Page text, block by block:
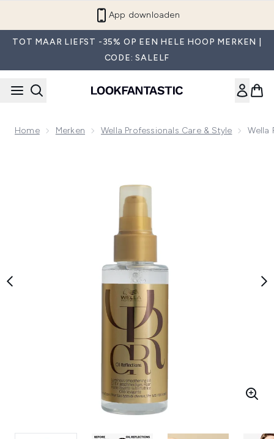
App downloaden
TOT MAAR LIEFST -35% OP EEN HELE HOOP MERKEN |
CODE: SALELF
Home Merken Wella Professionals Care & Style Wella